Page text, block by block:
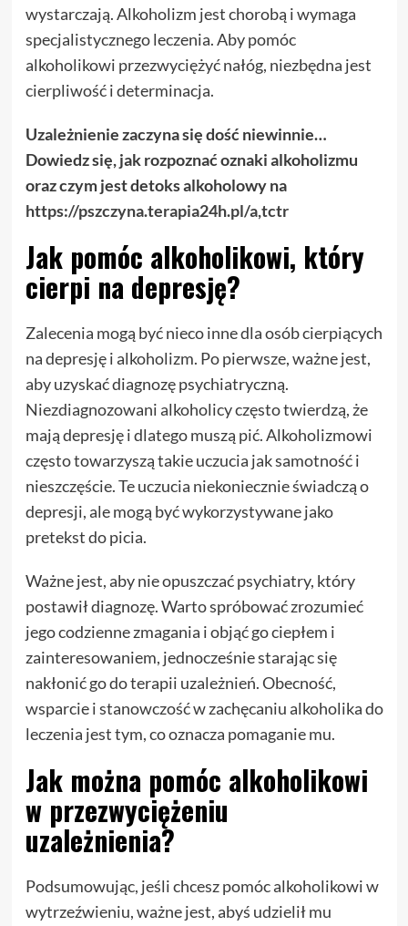
wystarczają. Alkoholizm jest chorobą i wymaga
specjalistycznego leczenia. Aby pomóc
alkoholikowi przezwyciężyć nałóg, niezbędna jest
cierpliwość i determinacja.
Uzależnienie zaczyna się dość niewinnie…
Dowiedz się, jak rozpoznać oznaki alkoholizmu
oraz czym jest detoks alkoholowy na
https://pszczyna.terapia24h.pl/a,tctr
Jak pomóc alkoholikowi, który
cierpi na depresję?
Zalecenia mogą być nieco inne dla osób cierpiących
na depresję i alkoholizm. Po pierwsze, ważne jest,
aby uzyskać diagnozę psychiatryczną.
Niezdiagnozowani alkoholicy często twierdzą, że
mają depresję i dlatego muszą pić. Alkoholizmowi
często towarzyszą takie uczucia jak samotność i
nieszczęście. Te uczucia niekoniecznie świadczą o
depresji, ale mogą być wykorzystywane jako
pretekst do picia.
Ważne jest, aby nie opuszczać psychiatry, który
postawił diagnozę. Warto spróbować zrozumieć
jego codzienne zmagania i objąć go ciepłem i
zainteresowaniem, jednocześnie starając się
nakłonić go do terapii uzależnień. Obecność,
wsparcie i stanowczość w zachęcaniu alkoholika do
leczenia jest tym, co oznacza pomaganie mu.
Jak można pomóc alkoholikowi
w przezwyciężeniu
uzależnienia?
Podsumowując, jeśli chcesz pomóc alkoholikowi w
wytrzeźwieniu, ważne jest, abyś udzielił mu